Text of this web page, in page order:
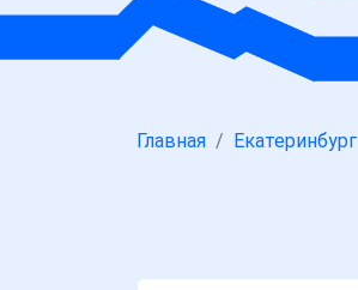
Главная Екатеринбург